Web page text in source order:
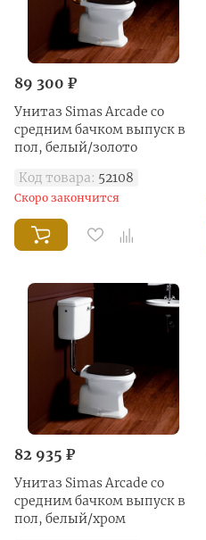
89 300 ₽
Унитаз Simas Arcade со
средним бачком выпуск в
пол, белый/золото
Код товара: 52108
Скоро закончится
82 935 ₽
Унитаз Simas Arcade со
средним бачком выпуск в
пол, белый/хром